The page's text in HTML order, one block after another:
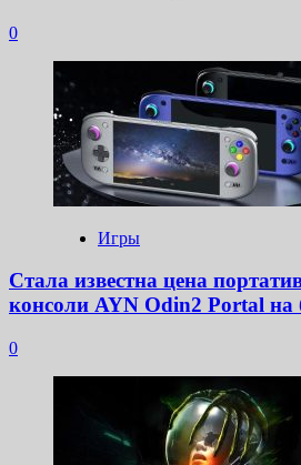
0
Игры
Стала известна цена
консоли AYN Odin2 Portal на
0